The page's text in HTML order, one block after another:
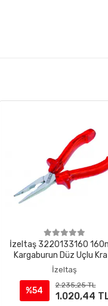
İzeltaş 3220133160
Kargaburun Düz Uçlu
İzeltaş
%54
2.235,25 TL
1.020,44